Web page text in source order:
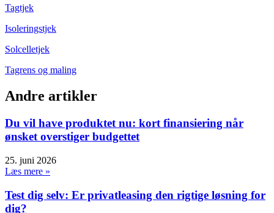
Tagtjek
Isoleringstjek
Solcelletjek
Tagrens og maling
Andre artikler
Du vil have produktet nu: kort finansiering når
ønsket overstiger budgettet
25. juni 2026
Læs mere »
Test dig selv: Er privatleasing den rigtige løsning for
dig?